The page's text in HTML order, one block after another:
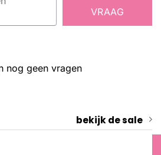
VRAAG
nog geen vragen
bekijk de sale